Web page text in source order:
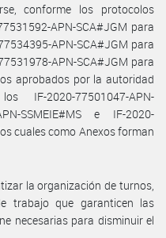
conforme los protocolos
APN-SCA#JGM para
APN-SCA#JGM para
APN-SCA#JGM para
aprobados por la autoridad
IF-2020-77501047-APN-
SSMEIE#MS e IF-2020-
cuales como Anexos forman
la organización de turnos,
trabajo que garanticen las
necesarias para disminuir el